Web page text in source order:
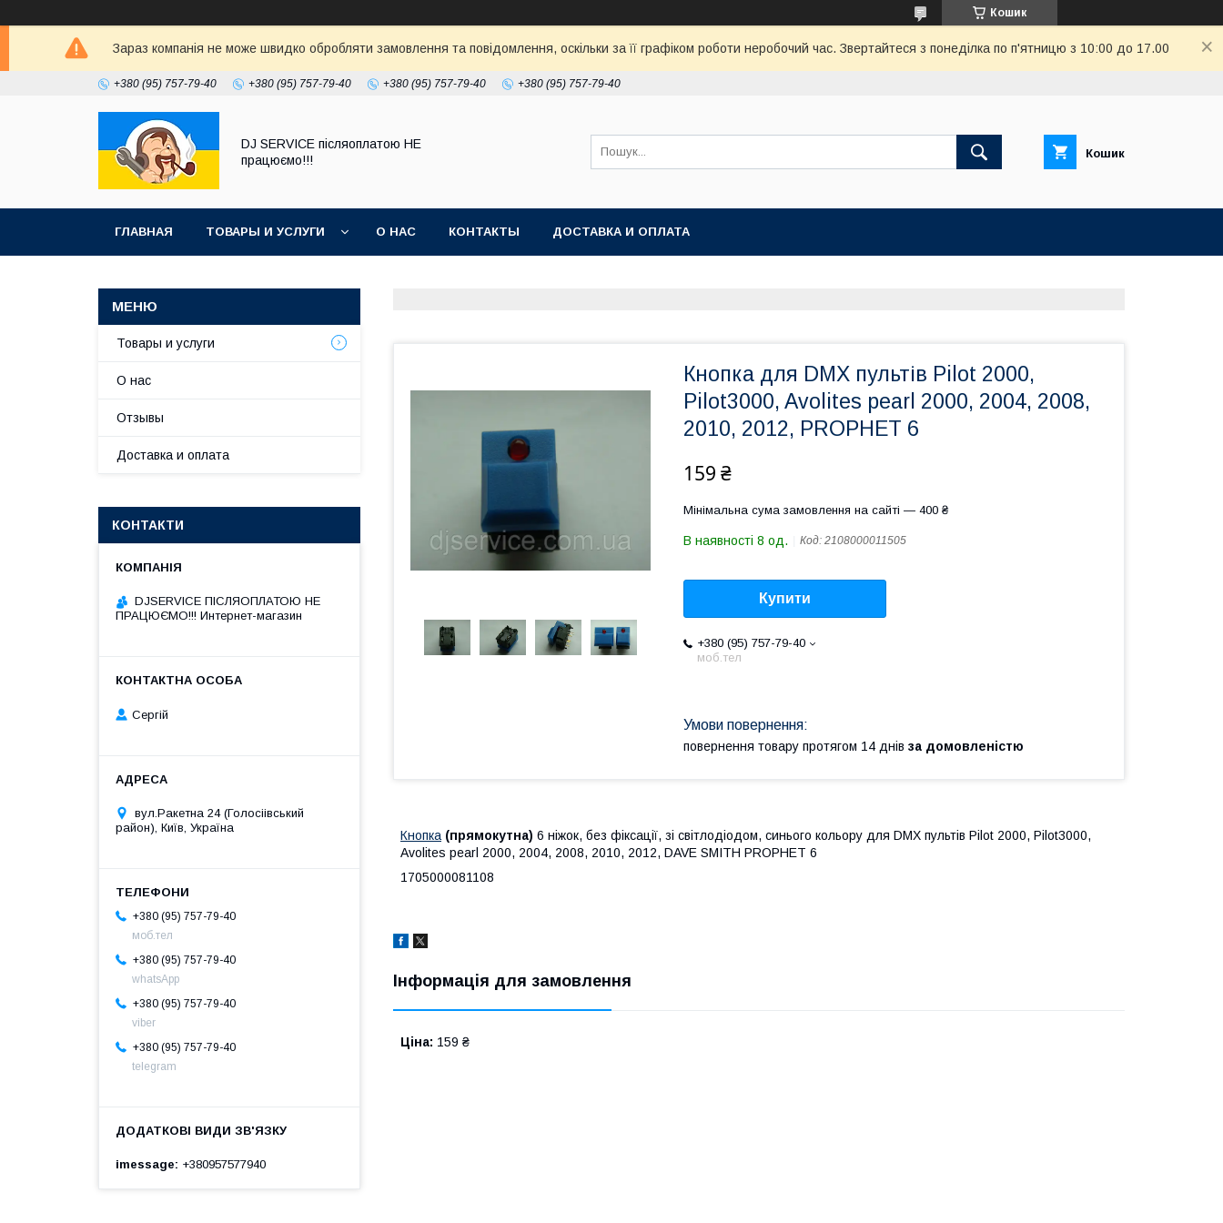
Кошик
Зараз компанія не може швидко обробляти замовлення та повідомлення, оскільки за її графіком роботи неробочий час. Звертайтеся з понеділка по п'ятницю з 10:00 до 17.00
+380 (95) 757-79-40 +380 (95) 757-79-40 +380 (95) 757-79-40 +380 (95) 757-79-40
DJ SERVICE пiсляоплатою НЕ
працюємо!!!
Кошик
ГЛАВНАЯ ТОВАРЫ И УСЛУГИ О НАС КОНТАКТЫ ДОСТАВКА И ОПЛАТА
Кнопка для DMX пультів Pilot 2000,
Pilot3000, Avolites pearl 2000, 2004, 2008,
2010, 2012, PROPHET 6
159 ₴
Мінімальна сума замовлення на сайті — 400 ₴
В наявності 8 од. Код: 2108000011505
Купити
+380 (95) 757-79-40
моб.тел
повернення товару протягом 14 днів за домовленістю
Кнопка (прямокутна) 6 ніжок, без фіксації, зі світлодіодом, синього кольору для DMX пультів Pilot 2000, Pilot3000,
Avolites pearl 2000, 2004, 2008, 2010, 2012, DAVE SMITH PROPHET 6
1705000081108
Інформація для замовлення
Ціна: 159 ₴
Товары и услуги
О нас
Отзывы
Доставка и оплата
КОНТАКТИ
DJSERVICE ПІСЛЯОПЛАТОЮ НЕ
ПРАЦЮЄМО!!! Интернет-магазин
Сергій
вул.Ракетна 24 (Голосіівський
район), Київ, Україна
+380 (95) 757-79-40
моб.тел
+380 (95) 757-79-40
whatsApp
+380 (95) 757-79-40
viber
+380 (95) 757-79-40
telegram
imessage +380957577940